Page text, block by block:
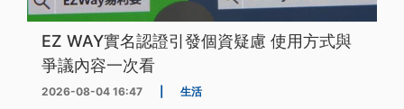
EZ WAY實名認證引發個資疑慮 使用方式與
爭議內容一次看
2026-08-04 16:47 生活